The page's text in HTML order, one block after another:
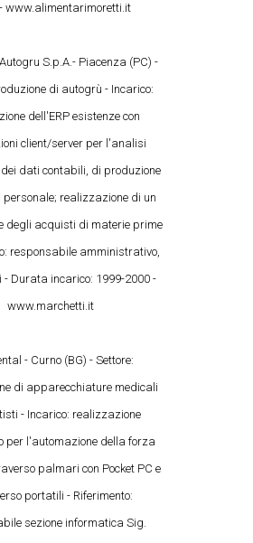
www.alimentarimoretti.it
S.p.A.- Piacenza (PC) -
di autogrù - Incarico:
dell'ERP esistenze con
client/server per l'analisi
dati contabili, di produzione
personale; realizzazione di un
degli acquisti di materie prime
responsabile amministrativo,
- Durata incarico: 1999-2000 -
www.marchetti.it
- Curno (BG) - Settore:
di apparecchiature medicali
- Incarico: realizzazione
per l'automazione della forza
palmari con Pocket PC e
portatili - Riferimento:
sezione informatica Sig.